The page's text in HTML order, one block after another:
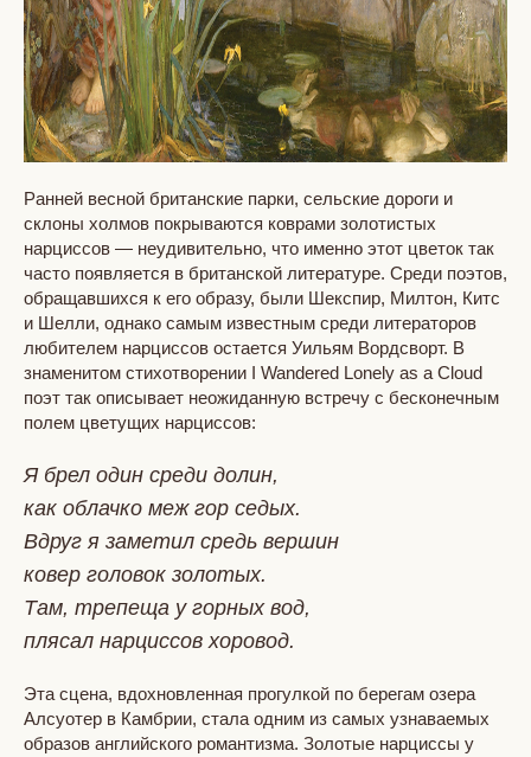
Ранней весной британские парки, сельские дороги и
склоны холмов покрываются коврами золотистых
нарциссов — неудивительно, что именно этот цветок так
часто появляется в британской литературе. Среди поэтов,
обращавшихся к его образу, были Шекспир, Милтон, Китс
и Шелли, однако самым известным среди литераторов
любителем нарциссов остается Уильям Вордсворт. В
знаменитом стихотворении I Wandered Lonely as a Cloud
поэт так описывает неожиданную встречу с бесконечным
полем цветущих нарциссов:
Я брел один среди долин,
как облачко меж гор седых.
Вдруг я заметил средь вершин
ковер головок золотых.
Там, трепеща у горных вод,
плясал нарциссов хоровод.
Эта сцена, вдохновленная прогулкой по берегам озера
Алсуотер в Камбрии, стала одним из самых узнаваемых
образов английского романтизма. Золотые нарциссы у